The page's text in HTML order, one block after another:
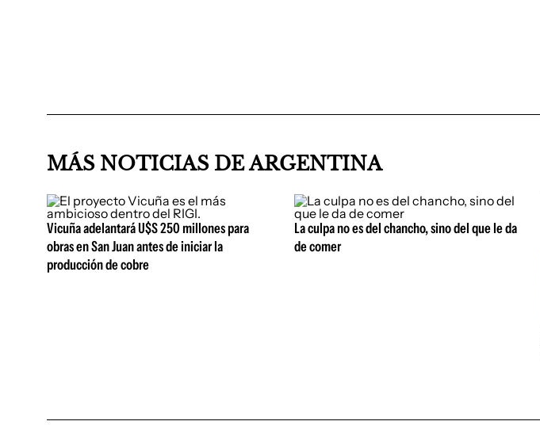
MÁS NOTICIAS DE ARGENTINA
Vicuña adelantará U$S 250 millones para
obras en San Juan antes de iniciar la
producción de cobre
La culpa no es del chancho, sino del que le da
de comer